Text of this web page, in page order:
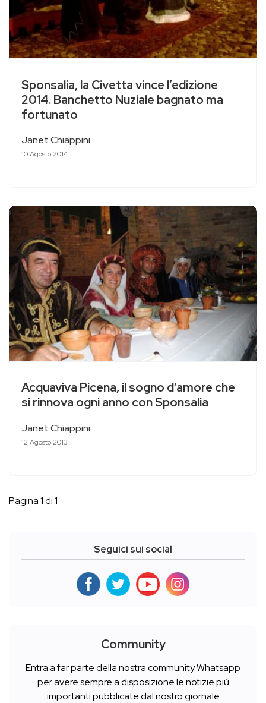
Sponsalia, la Civetta vince l’edizione
2014. Banchetto Nuziale bagnato ma
fortunato
Janet Chiappini
10 Agosto 2014
Acquaviva Picena, il sogno d’amore che
si rinnova ogni anno con Sponsalia
Janet Chiappini
12 Agosto 2013
Pagina 1 di 1
Seguici sui social
Community
Entra a far parte della nostra community Whatsapp
per avere sempre a disposizione le notizie più
importanti pubblicate dal nostro giornale